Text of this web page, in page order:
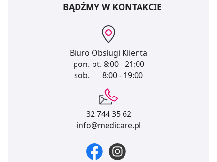
BĄDŹMY W KONTAKCIE
Biuro Obsługi Klienta
pon.-pt. 8:00 - 21:00
sob.
8:00 - 19:00
32 744 35 62
info@medicare.pl